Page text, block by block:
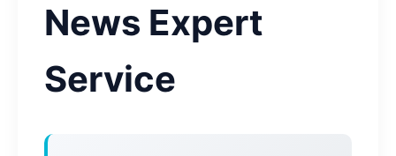
News Expert
Service